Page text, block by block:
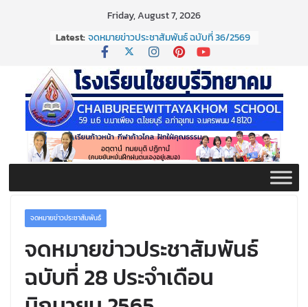
Friday, August 7, 2026
Latest: จดหมายข่าวประชาสัมพันธ์ ฉบับที่ 36/2569
ประจำเดือนมิถุนายน 2569
กิจกรรมวันสุนทรภู่ ประจำปี ๒๕๖๙
จดหมายข่าวประชาสัมพันธ์ ฉบับที่ 38/2569
ประจำเดือนมิถุนายน 2569
จดหมายข่าวประชาสัมพันธ์ ฉบับที่ 37/2569
ประจำเดือนมิถุนายน 2569
จดหมายข่าวประชาสัมพันธ์
จดหมายข่าวประชาสัมพันธ์
ฉบับที่ 28 ประจำเดือน